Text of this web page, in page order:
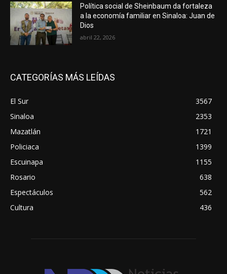
Política social de Sheinbaum da fortaleza
a la economía familiar en Sinaloa: Juan de
Dios
abril 22, 2026
CATEGORÍAS MÁS LEÍDAS
El Sur
3567
Sinaloa
2353
Mazatlán
1721
Policiaca
1399
Escuinapa
1155
Rosario
638
Espectáculos
562
Cultura
436